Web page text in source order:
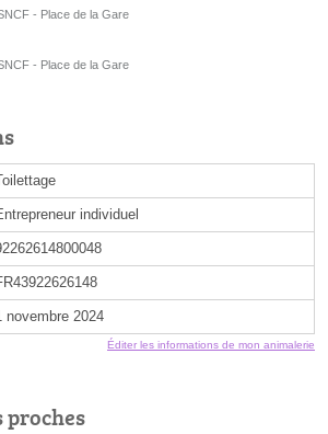
- Place de la Gare
- Place de la Gare
individuel
novembre 2024
Éditer les informations de mon animalerie